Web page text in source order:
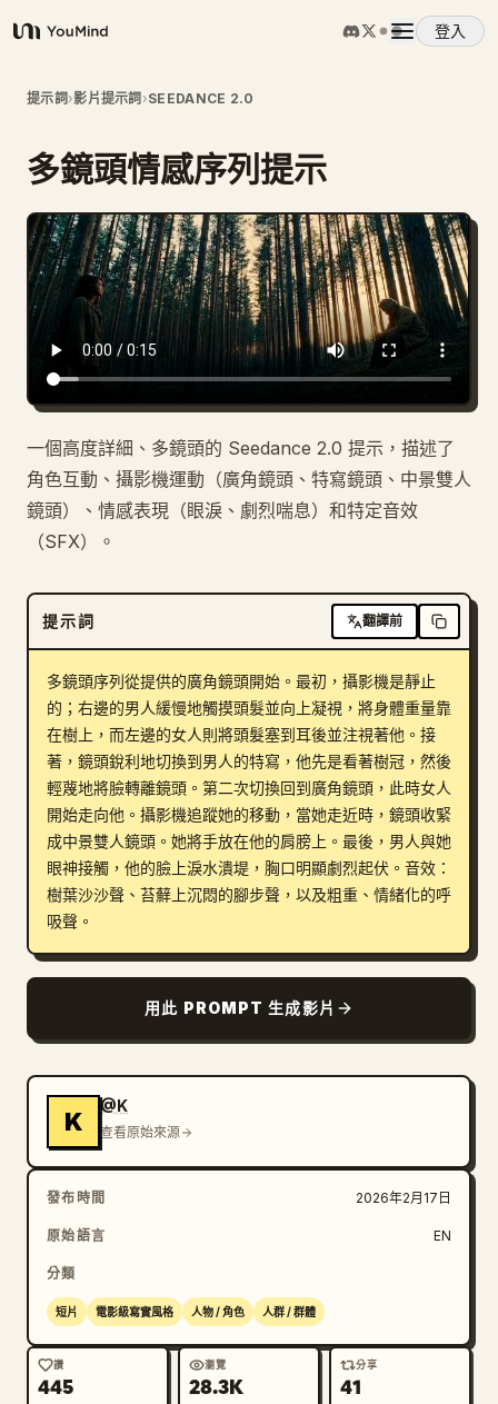
YouMind
登入
概覽
使用案例
技能
提示詞
定價
下載
部落格
更新
提示詞›影片提示詞 ›SEEDANCE 2.0
多鏡頭情感序列提示
一個高度詳細、多鏡頭的 Seedance 2.0 提示，描述了
角色互動、攝影機運動（廣角鏡頭、特寫鏡頭、中景雙人
鏡頭）、情感表現（眼淚、劇烈喘息）和特定音效
（SFX）。
提示詞 翻譯前
多鏡頭序列從提供的廣角鏡頭開始。最初，攝影機是靜止
的；右邊的男人緩慢地觸摸頭髮並向上凝視，將身體重量靠
在樹上，而左邊的女人則將頭髮塞到耳後並注視著他。接
著，鏡頭銳利地切換到男人的特寫，他先是看著樹冠，然後
輕蔑地將臉轉離鏡頭。第二次切換回到廣角鏡頭，此時女人
開始走向他。攝影機追蹤她的移動，當她走近時，鏡頭收緊
成中景雙人鏡頭。她將手放在他的肩膀上。最後，男人與她
眼神接觸，他的臉上淚水潰堤，胸口明顯劇烈起伏。音效：
樹葉沙沙聲、苔蘚上沉悶的腳步聲，以及粗重、情緒化的呼
吸聲。
用此 PROMPT 生成影片
K
@K
查看原始來源
發布時間 2026年2月17日
原始語言 EN
分類
短片 電影級寫實風格 人物 / 角色 人群 / 群體
讚
445
瀏覽
28.3K
分享
41